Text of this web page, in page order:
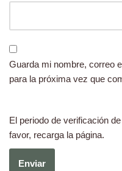
Guarda mi nombre, correo
para la próxima vez que
El periodo de verificación
favor, recarga la página.